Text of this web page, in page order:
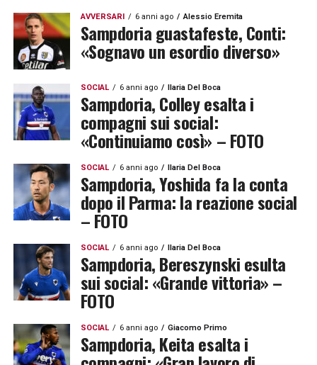
AVVERSARI 6 anni ago Alessio Eremita
Sampdoria guastafeste, Conti:
«Sognavo un esordio diverso»
SOCIAL 6 anni ago Ilaria Del Boca
Sampdoria, Colley esalta i
compagni sui social:
«Continuiamo così» – FOTO
SOCIAL 6 anni ago Ilaria Del Boca
Sampdoria, Yoshida fa la conta
dopo il Parma: la reazione social
– FOTO
SOCIAL 6 anni ago Ilaria Del Boca
Sampdoria, Bereszynski esulta
sui social: «Grande vittoria» –
FOTO
SOCIAL 6 anni ago Giacomo Primo
Sampdoria, Keita esalta i